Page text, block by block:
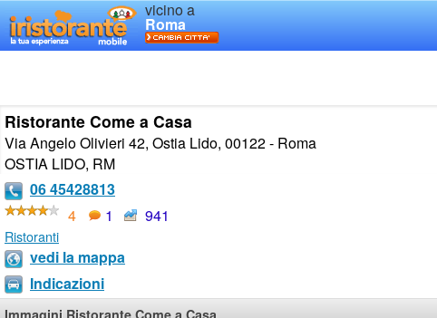
vicino a
Roma
Ristorante Come a Casa
Via Angelo Olivieri 42, Ostia Lido, 00122 - Roma
OSTIA LIDO, RM
06 45428813
4
1 941
Ristoranti
vedi la mappa
Indicazioni